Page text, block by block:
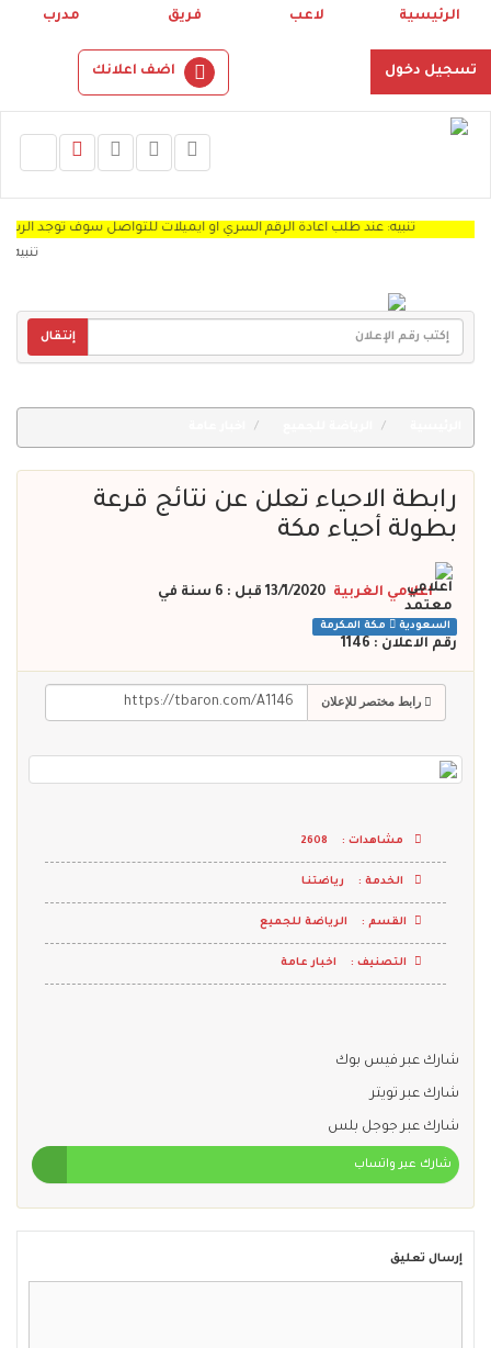
الرئيسية لاعب فريق مدرب
تسجيل دخول اضف اعلانك
تنبيه: عند طلب اعادة الرقم السري او ايميلات للتواصل سوف توجد الرساله Spam "
تنبيه:
إنتقال
رابطة الاحياء تعلن عن نتائج قرعة
بطولة أحياء مكة
اعلامي الغربية 13/1/2020 قبل : 6 سنة في
السعودية مكة المكرمة
رقم الاعلان : 1146
رابط مختصر للإعلان
مشاهدات : 2608
الخدمة : رياضتنـا
القسم : الرياضة للجميع
التصنيف : اخبار عامة
شارك عبر فيس بوك
شارك عبر تويتر
شارك عبر جوجل بلس
شارك عبر واتساب
إرسال تعليق